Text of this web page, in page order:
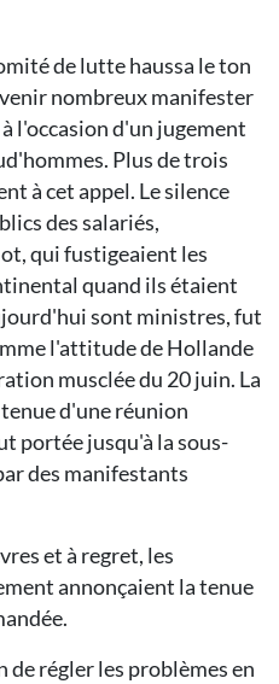
de lutte haussa le ton
nombreux manifester
l'occasion d'un jugement
Plus de trois
à cet appel. Le silence
des salariés,
qui fustigeaient les
quand ils étaient
sont ministres, fut
l'attitude de Hollande
musclée du 20 juin. La
d'une réunion
portée jusqu'à la sous-
des manifestants
et à regret, les
annonçaient la tenue
régler les problèmes en